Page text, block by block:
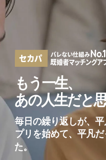
もう一生、
あの人生だと
毎日の繰り返しが、
プリを始めて、平凡
た。